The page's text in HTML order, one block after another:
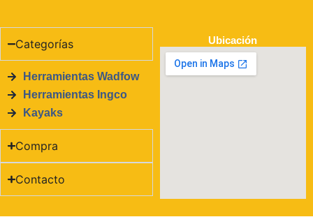
Categorías
Herramientas Wadfow
Herramientas Ingco
Kayaks
Compra
Contacto
Ubicación